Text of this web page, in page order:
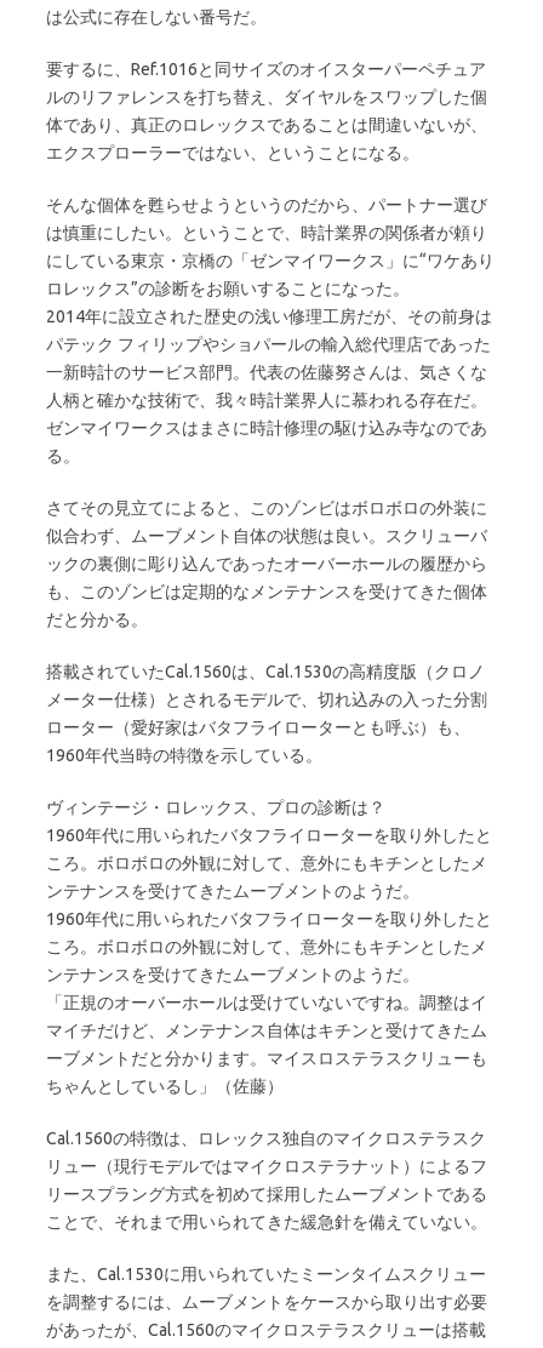
は公式に存在しない番号だ。
要するに、Ref.1016と同サイズのオイスターパーペチュア
ルのリファレンスを打ち替え、ダイヤルをスワップした個
体であり、真正のロレックスであることは間違いないが、
エクスプローラーではない、ということになる。
そんな個体を甦らせようというのだから、パートナー選び
は慎重にしたい。ということで、時計業界の関係者が頼り
にしている東京・京橋の「ゼンマイワークス」に“ワケあり
ロレックス”の診断をお願いすることになった。
2014年に設立された歴史の浅い修理工房だが、その前身は
パテック フィリップやショパールの輸入総代理店であった
一新時計のサービス部門。代表の佐藤努さんは、気さくな
人柄と確かな技術で、我々時計業界人に慕われる存在だ。
ゼンマイワークスはまさに時計修理の駆け込み寺なのであ
る。
さてその見立てによると、このゾンビはボロボロの外装に
似合わず、ムーブメント自体の状態は良い。スクリューバ
ックの裏側に彫り込んであったオーバーホールの履歴から
も、このゾンビは定期的なメンテナンスを受けてきた個体
だと分かる。
搭載されていたCal.1560は、Cal.1530の高精度版（クロノ
メーター仕様）とされるモデルで、切れ込みの入った分割
ローター（愛好家はバタフライローターとも呼ぶ）も、
1960年代当時の特徴を示している。
ヴィンテージ・ロレックス、プロの診断は？
1960年代に用いられたバタフライローターを取り外したと
ころ。ボロボロの外観に対して、意外にもキチンとしたメ
ンテナンスを受けてきたムーブメントのようだ。
1960年代に用いられたバタフライローターを取り外したと
ころ。ボロボロの外観に対して、意外にもキチンとしたメ
ンテナンスを受けてきたムーブメントのようだ。
「正規のオーバーホールは受けていないですね。調整はイ
マイチだけど、メンテナンス自体はキチンと受けてきたム
ーブメントだと分かります。マイスロステラスクリューも
ちゃんとしているし」（佐藤）
Cal.1560の特徴は、ロレックス独自のマイクロステラスク
リュー（現行モデルではマイクロステラナット）によるフ
リースプラング方式を初めて採用したムーブメントである
ことで、それまで用いられてきた緩急針を備えていない。
また、Cal.1530に用いられていたミーンタイムスクリュー
を調整するには、ムーブメントをケースから取り出す必要
があったが、Cal.1560のマイクロステラスクリューは搭載